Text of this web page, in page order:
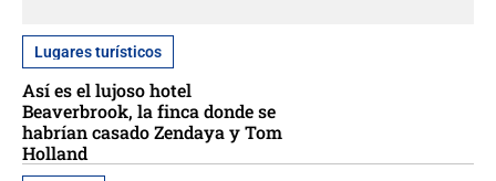
Lugares turísticos
Así es el lujoso hotel
Beaverbrook, la finca donde se
habrían casado Zendaya y Tom
Holland